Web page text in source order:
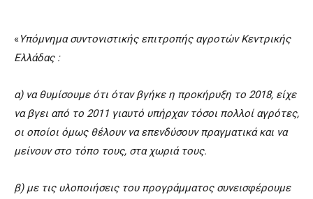
« Υπόμνημα συντονιστικής επιτροπής αγροτών Κεντρικής
Ελλάδας :
α) να θυμίσουμε ότι όταν βγήκε η προκήρυξη το 2018, είχε
να βγει από το 2011 γιαυτό υπήρχαν τόσοι πολλοί αγρότες,
οι οποίοι όμως θέλουν να επενδύσουν πραγματικά και να
μείνουν στο τόπο τους, στα χωριά τους.
β) με τις υλοποιήσεις του προγράμματος συνεισφέρουμε